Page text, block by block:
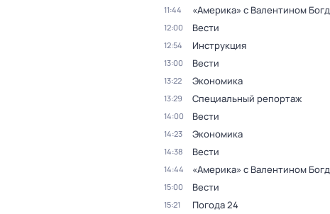
11:44 «Америка» с Валентином
12:00 Вести
12:54 Инструкция
13:00 Вести
13:22 Экономика
13:29 Специальный репортаж
14:00 Вести
14:23 Экономика
14:38 Вести
14:44 «Америка» с Валентином
15:00 Вести
15:21 Погода 24